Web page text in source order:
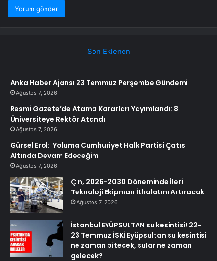
Son Eklenen
Anka Haber Ajansı 23 Temmuz Perşembe Gündemi
Ağustos 7, 2026
Resmi Gazete’de Atama Kararları Yayımlandı: 8
Üniversiteye Rektör Atandı
Ağustos 7, 2026
Gürsel Erol: Yoluma Cumhuriyet Halk Partisi Çatısı
Altında Devam Edeceğim
Ağustos 7, 2026
Çin, 2026-2030 Döneminde İleri
Teknoloji Ekipman İthalatını Artıracak
Ağustos 7, 2026
İstanbul EYÜPSULTAN su kesintisi! 22-
23 Temmuz İSKİ Eyüpsultan su kesintisi
ne zaman bitecek, sular ne zaman
gelecek?